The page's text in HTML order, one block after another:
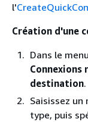
l'
Création d'une
Dans le
Connexions
destination.
Saisissez un
type, puis